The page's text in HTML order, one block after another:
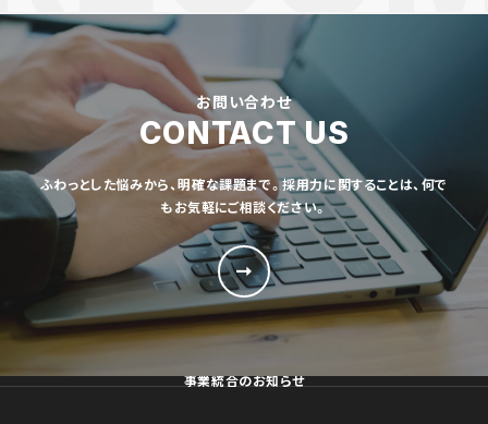
お問い合わせ
CONTACT US
ふわっとした悩みから、明確な課題まで。採用力に関することは、何で
もお気軽にご相談ください。
事業統合のお知らせ